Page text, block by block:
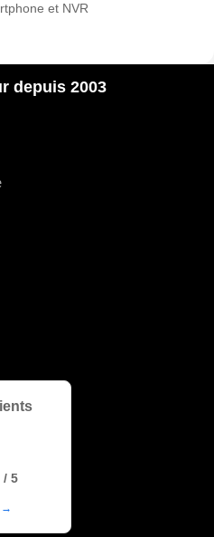
et NVR
depuis 2003
/ 5
→